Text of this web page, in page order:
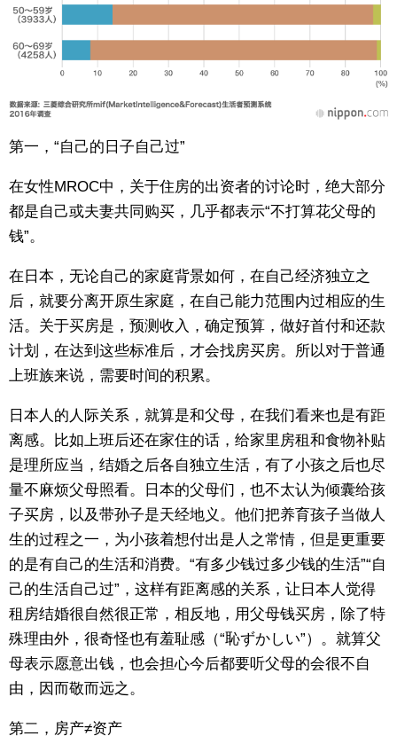
第一，“自己的日子自己过”
在女性MROC中，关于住房的出资者的讨论时，绝大部分
都是自己或夫妻共同购买，几乎都表示“不打算花父母的
钱”。
在日本，无论自己的家庭背景如何，在自己经济独立之
后，就要分离开原生家庭，在自己能力范围内过相应的生
活。关于买房是，预测收入，确定预算，做好首付和还款
计划，在达到这些标准后，才会找房买房。所以对于普通
上班族来说，需要时间的积累。
日本人的人际关系，就算是和父母，在我们看来也是有距
离感。比如上班后还在家住的话，给家里房租和食物补贴
是理所应当，结婚之后各自独立生活，有了小孩之后也尽
量不麻烦父母照看。日本的父母们，也不太认为倾囊给孩
子买房，以及带孙子是天经地义。他们把养育孩子当做人
生的过程之一，为小孩着想付出是人之常情，但是更重要
的是有自己的生活和消费。“有多少钱过多少钱的生活”“自
己的生活自己过”，这样有距离感的关系，让日本人觉得
租房结婚很自然很正常，相反地，用父母钱买房，除了特
殊理由外，很奇怪也有羞耻感（“恥ずかしい”）。就算父
母表示愿意出钱，也会担心今后都要听父母的会很不自
由，因而敬而远之。
第二，房产≠资产